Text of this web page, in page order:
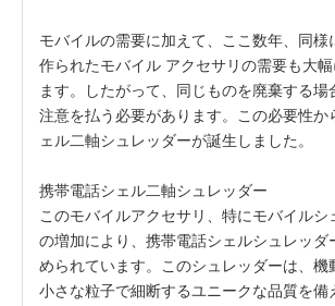
モバイルの需要に加えて、ここ数年、同様
作られたモバイル アクセサリの需要も大
ます。したがって、同じものを廃棄する場
注意を払う必要があります。この必要性か
ェル二軸シュレッダーが誕生しました。
携帯電話シェル二軸シュレッダー
このモバイルアクセサリ、特にモバイルシ
の増加により、携帯電話シェルシュレッダ
められています。このシュレッダーは、機
小さな粒子で細断するユニークな品質を備